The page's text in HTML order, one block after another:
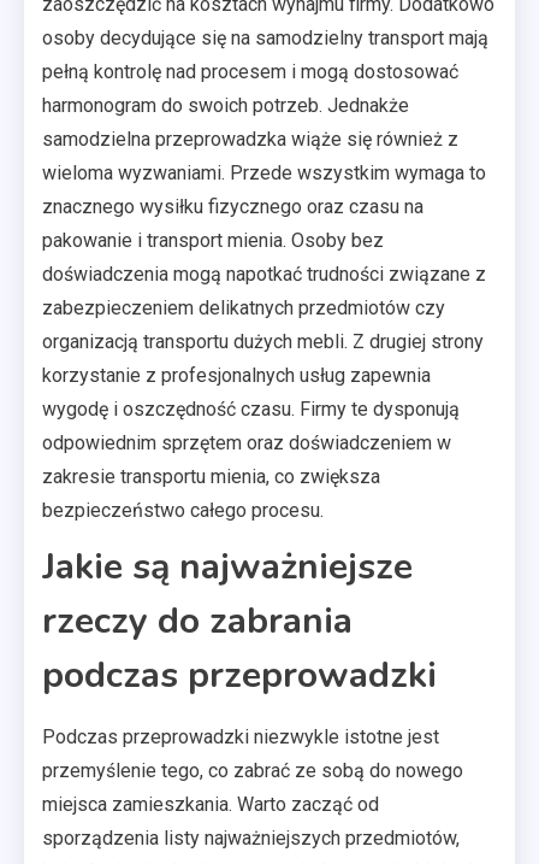
osoby decydujące się na samodzielny transport mają
pełną kontrolę nad procesem i mogą dostosować
harmonogram do swoich potrzeb. Jednakże
samodzielna przeprowadzka wiąże się również z
wieloma wyzwaniami. Przede wszystkim wymaga to
znacznego wysiłku fizycznego oraz czasu na
pakowanie i transport mienia. Osoby bez
doświadczenia mogą napotkać trudności związane z
zabezpieczeniem delikatnych przedmiotów czy
organizacją transportu dużych mebli. Z drugiej strony
korzystanie z profesjonalnych usług zapewnia
wygodę i oszczędność czasu. Firmy te dysponują
odpowiednim sprzętem oraz doświadczeniem w
zakresie transportu mienia, co zwiększa
bezpieczeństwo całego procesu.
Jakie są najważniejsze
rzeczy do zabrania
podczas przeprowadzki
Podczas przeprowadzki niezwykle istotne jest
przemyślenie tego, co zabrać ze sobą do nowego
miejsca zamieszkania. Warto zacząć od
sporządzenia listy najważniejszych przedmiotów,